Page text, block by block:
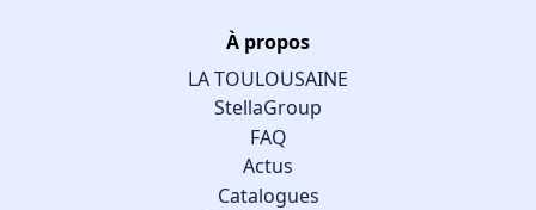
À propos
LA TOULOUSAINE
StellaGroup
FAQ
Actus
Catalogues